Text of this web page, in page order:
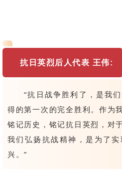
抗日英烈后人代表 王伟:
“抗日战争胜利了，是我
得的第一次的完全胜利。作为
铭记历史，铭记抗日英烈，对
我们弘扬抗战精神，是为了
兴。”